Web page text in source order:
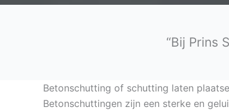
“Bij Prins
Betonschutting of schutting laten
Betonschuttingen zijn een sterke en